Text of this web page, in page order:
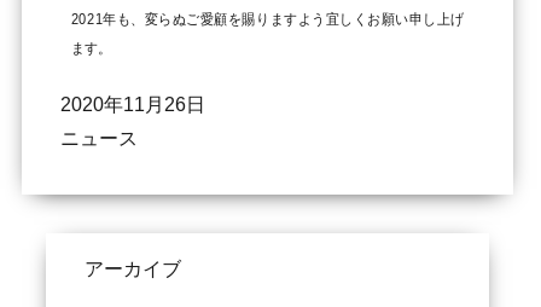
2021年も、変らぬご愛顧を賜りますよう宜しくお願い申し上げ
ます。
2020年11月26日
ニュース
アーカイブ